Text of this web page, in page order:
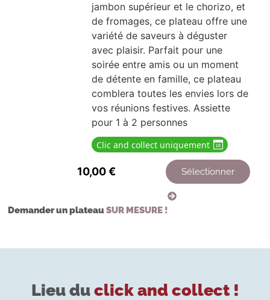
jambon supérieur et le chorizo, et
de fromages, ce plateau offre une
variété de saveurs à déguster
avec plaisir. Parfait pour une
soirée entre amis ou un moment
de détente en famille, ce plateau
comblera toutes les envies lors de
vos réunions festives. Assiette
pour 1 à 2 personnes
Clic and collect uniquement
10,00€ Sélectionner
Demander un plateau SUR MESURE !
Lieu du click and collect !